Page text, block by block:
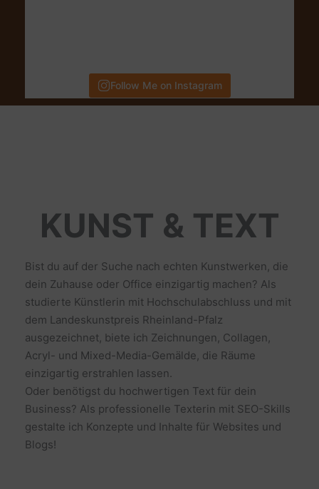
Follow Me on Instagram
KUNST & TEXT
Bist du auf der Suche nach echten Kunstwerken, die
dein Zuhause oder Office einzigartig machen? Als
studierte Künstlerin mit Hochschulabschluss und mit
dem Landeskunstpreis Rheinland-Pfalz
ausgezeichnet, biete ich Zeichnungen, Collagen,
Acryl- und Mixed-Media-Gemälde, die Räume
einzigartig erstrahlen lassen.
Oder benötigst du hochwertigen Text für dein
Business? Als professionelle Texterin mit SEO-Skills
gestalte ich Konzepte und Inhalte für Websites und
Blogs!